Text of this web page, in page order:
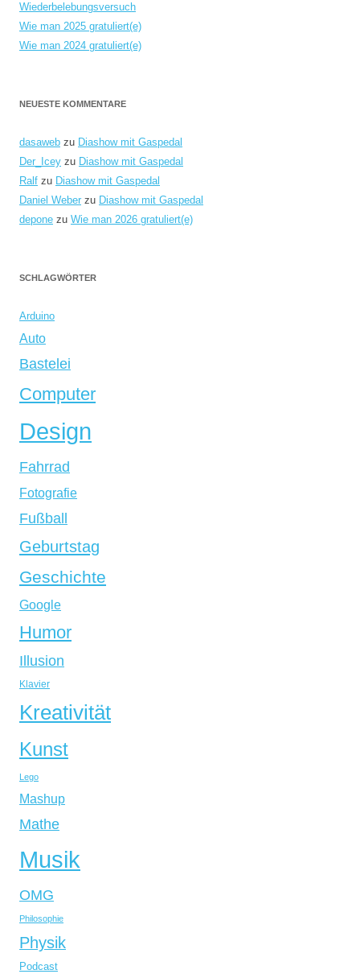
Wiederbelebungsversuch
Wie man 2025 gratuliert(e)
Wie man 2024 gratuliert(e)
NEUESTE KOMMENTARE
dasaweb zu Diashow mit Gaspedal
Der_Icey zu Diashow mit Gaspedal
Ralf zu Diashow mit Gaspedal
Daniel Weber zu Diashow mit Gaspedal
depone zu Wie man 2026 gratuliert(e)
SCHLAGWÖRTER
Arduino
Auto
Bastelei
Computer
Design
Fahrrad
Fotografie
Fußball
Geburtstag
Geschichte
Google
Humor
Illusion
Klavier
Kreativität
Kunst
Lego
Mashup
Mathe
Musik
OMG
Philosophie
Physik
Podcast